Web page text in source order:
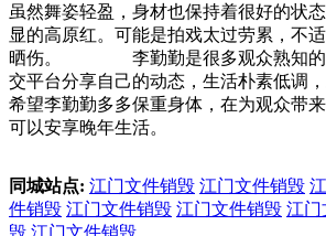
虽然舞姿轻盈，身材也保持着很好的状
显的高原红。可能是拍戏太过劳累，不
晒伤。 李勤勤是很多观众熟知的
交平台分享自己的动态，生活朴素低调
希望李勤勤多多保重身体，在为观众带
可以安享晚年生活。
同城站点: 江门文件销毁 江门文件销毁
件销毁 江门文件销毁 江门文件销毁 江门